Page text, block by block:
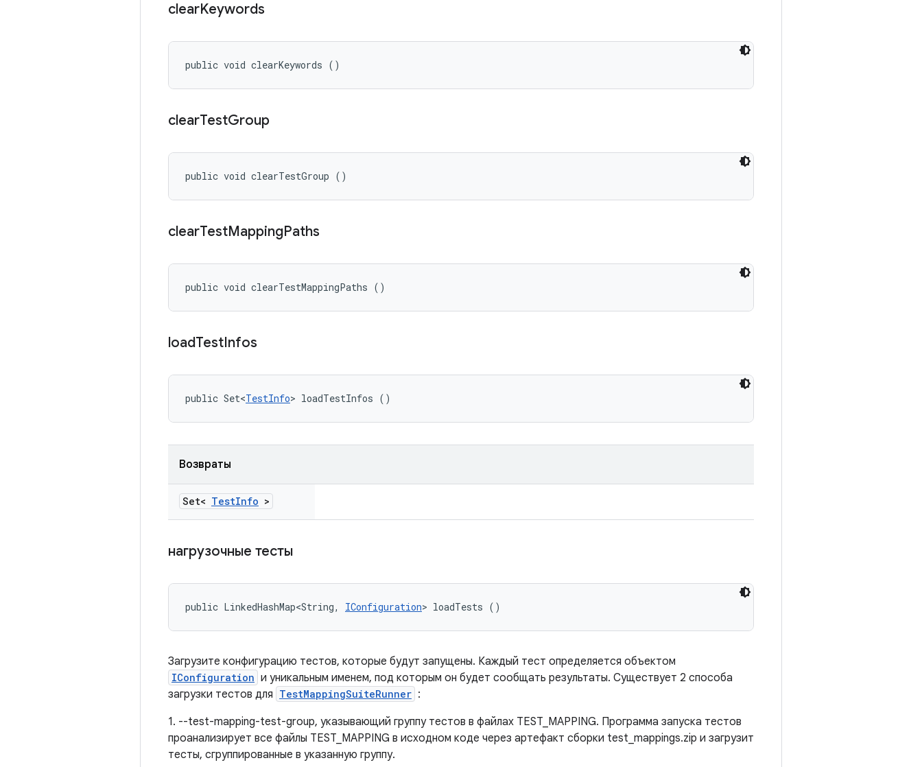
clearKeywords
public void clearKeywords ()
clearTestGroup
public void clearTestGroup ()
clearTestMappingPaths
public void clearTestMappingPaths ()
loadTestInfos
public Set<TestInfo> loadTestInfos ()
Возвраты
Set< TestInfo >
нагрузочные тесты
public LinkedHashMap<String, IConfiguration> loadTests ()
Загрузите конфигурацию тестов, которые будут запущены. Каждый тест определяется объектом
IConfiguration и уникальным именем, под которым он будет сообщать результаты. Существует 2 способа
загрузки тестов для TestMappingSuiteRunner :
1. --test-mapping-test-group, указывающий группу тестов в файлах TEST_MAPPING. Программа запуска тестов
проанализирует все файлы TEST_MAPPING в исходном коде через артефакт сборки test_mappings.zip и загрузит
тесты, сгруппированные в указанную группу.